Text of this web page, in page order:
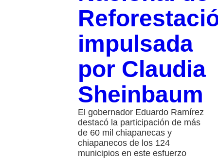
impulsada
por Claudia
Sheinbaum
El gobernador Eduardo Ramírez
destacó la participación de más
de 60 mil chiapanecas y
chiapanecos de los 124
municipios en este esfuerzo